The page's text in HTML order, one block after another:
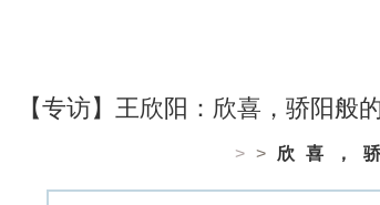
【专访】王欣阳：欣喜，骄阳般
> > 欣喜，